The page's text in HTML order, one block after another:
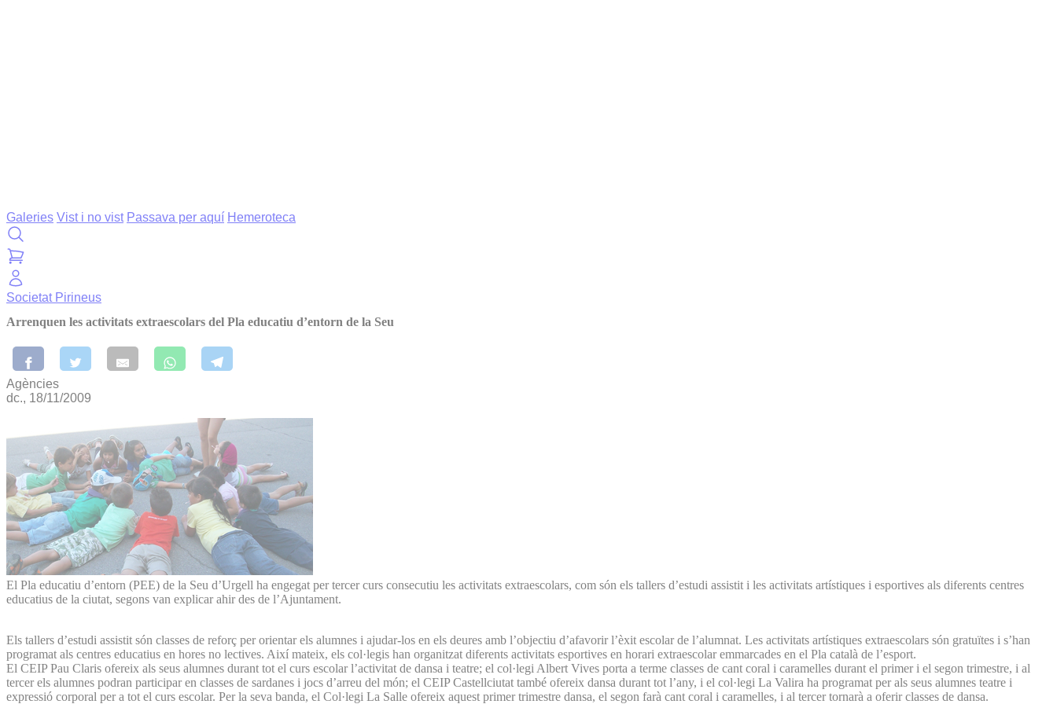
Galeries Vist i no vist Passava per aquí Hemeroteca
Societat Pirineus
Arrenquen les activitats extraescolars del Pla educatiu d’entorn de la Seu
Agències
dc., 18/11/2009
El Pla educatiu d’entorn (PEE) de la Seu d’Urgell ha engegat per tercer curs consecutiu les activitats extraescolars, com són els tallers d’estudi assistit i les activitats artístiques i esportives als diferents centres
educatius de la ciutat, segons van explicar ahir des de l’Ajuntament.
Els tallers d’estudi assistit són classes de reforç per orientar els alumnes i ajudar-los en els deures amb l’objectiu d’afavorir l’èxit escolar de l’alumnat. Les activitats artístiques extraescolars són gratuïtes i s’han
programat als centres educatius en hores no lectives. Així mateix, els col·legis han organitzat diferents activitats esportives en horari extraescolar emmarcades en el Pla català de l’esport.
El CEIP Pau Claris ofereix als seus alumnes durant tot el curs escolar l’activitat de dansa i teatre; el col·legi Albert Vives porta a terme classes de cant coral i caramelles durant el primer i el segon trimestre, i al
tercer els alumnes podran participar en classes de sardanes i jocs d’arreu del món; el CEIP Castellciutat també ofereix dansa durant tot l’any, i el col·legi La Valira ha programat per als seus alumnes teatre i
expressió corporal per a tot el curs escolar. Per la seva banda, el Col·legi La Salle ofereix aquest primer trimestre dansa, el segon farà cant coral i caramelles, i al tercer tornarà a oferir classes de dansa.